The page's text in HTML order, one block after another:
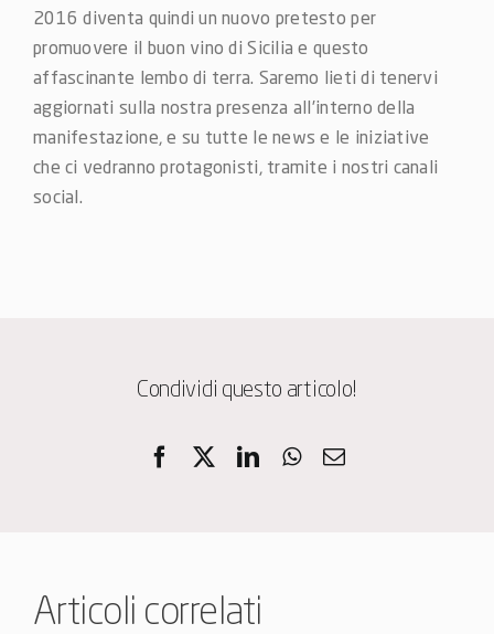
2016 diventa quindi un nuovo pretesto per
promuovere il buon vino di Sicilia e questo
affascinante lembo di terra. Saremo lieti di tenervi
aggiornati sulla nostra presenza all’interno della
manifestazione, e su tutte le news e le iniziative
che ci vedranno protagonisti, tramite i nostri canali
social.
Condividi questo articolo!
Articoli correlati